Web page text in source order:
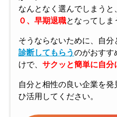
なんとなく選んでしまうと
０、早期退職となってしま
そうならないために、自
診断してもらうのがおすす
けで、 サクッと簡単に自
自分と相性の良い企業を
ひ活用してください。